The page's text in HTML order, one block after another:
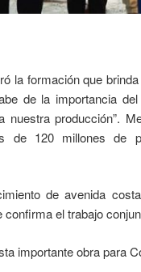
la formación que
de la importancia
producción”.
de 120 millones de
de avenida
el trabajo
importante obra para